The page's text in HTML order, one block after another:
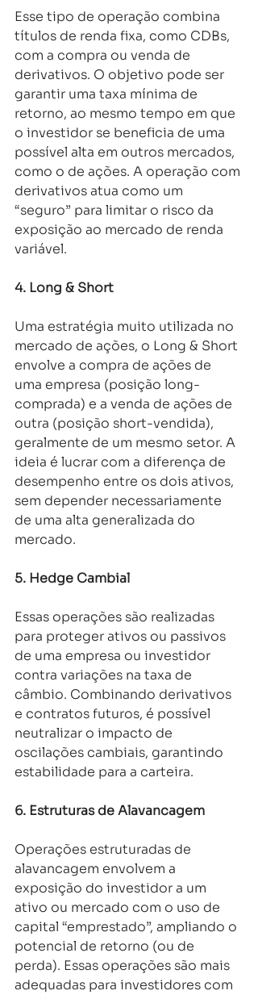
Esse tipo de operação combina
títulos de renda fixa, como CDBs,
com a compra ou venda de
derivativos. O objetivo pode ser
garantir uma taxa mínima de
retorno, ao mesmo tempo em que
o investidor se beneficia de uma
possível alta em outros mercados,
como o de ações. A operação com
derivativos atua como um
“seguro” para limitar o risco da
exposição ao mercado de renda
variável.
4. Long & Short
Uma estratégia muito utilizada no
mercado de ações, o Long & Short
envolve a compra de ações de
uma empresa (posição long-
comprada) e a venda de ações de
outra (posição short-vendida),
geralmente de um mesmo setor. A
ideia é lucrar com a diferença de
desempenho entre os dois ativos,
sem depender necessariamente
de uma alta generalizada do
mercado.
5. Hedge Cambial
Essas operações são realizadas
para proteger ativos ou passivos
de uma empresa ou investidor
contra variações na taxa de
câmbio. Combinando derivativos
e contratos futuros, é possível
neutralizar o impacto de
oscilações cambiais, garantindo
estabilidade para a carteira.
6. Estruturas de Alavancagem
Operações estruturadas de
alavancagem envolvem a
exposição do investidor a um
ativo ou mercado com o uso de
capital “emprestado”, ampliando o
potencial de retorno (ou de
perda). Essas operações são mais
adequadas para investidores com